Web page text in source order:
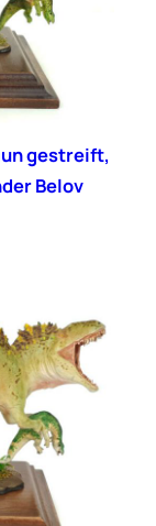
gestreift,
Belov